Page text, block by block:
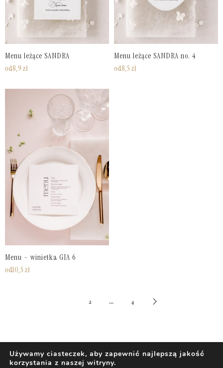
Menu leżące SANDRA
od8,9 zł
Menu leżące SANDRA no. 4
od8,5 zł
Menu – winietka GIA 6
od10,5 zł
2 … 4
Używamy ciasteczek, aby zapewnić najlepszą jakość
korzystania z naszej witryny.